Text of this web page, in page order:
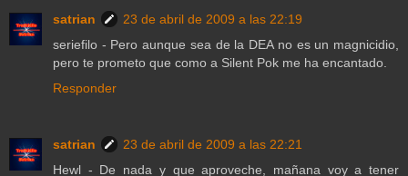
satrian
23 de abril de 2009 a las 22:19
seriefilo - Pero aunque sea de la DEA no es un magnicidio,
pero te prometo que como a Silent Pok me ha encantado.
Responder
satrian
23 de abril de 2009 a las 22:21
Hewl - De nada y que aproveche, mañana voy a tener